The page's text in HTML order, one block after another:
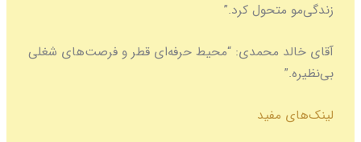
زندگی‌مو متحول کرد.”
آقای خالد محمدی: “محیط حرفه‌ای قطر و فرصت‌های شغلی
بی‌نظیره.”
لینک‌های مفید